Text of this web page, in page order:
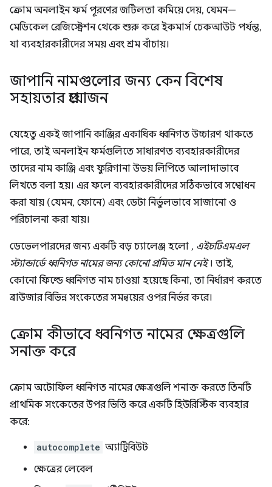
ক্রোম অনলাইন ফর্ম পূরণের জটিলতা কমিয়ে দেয়, যেমন—
মেডিকেল রেজিস্ট্রেশন থেকে শুরু করে ইকমার্স চেকআউট পর্যন্ত,
যা ব্যবহারকারীদের সময় এবং শ্রম বাঁচায়।
জাপানি নামগুলোর জন্য কেন বিশেষ
সহায়তার প্রয়োজন
যেহেতু একই জাপানি কাঞ্জির একাধিক ধ্বনিগত উচ্চারণ থাকতে
পারে, তাই অনলাইন ফর্মগুলিতে সাধারণত ব্যবহারকারীদের
তাদের নাম কাঞ্জি এবং ফুরিগানা উভয় লিপিতে আলাদাভাবে
লিখতে বলা হয়। এর ফলে ব্যবহারকারীদের সঠিকভাবে সম্বোধন
করা যায় (যেমন, ফোনে) এবং ডেটা নির্ভুলভাবে সাজানো ও
পরিচালনা করা যায়।
ডেভেলপারদের জন্য একটি বড় চ্যালেঞ্জ হলো , এইচটিএমএল
স্ট্যান্ডার্ডে ধ্বনিগত নামের জন্য কোনো প্রমিত মান নেই। তাই,
কোনো ফিল্ডে ধ্বনিগত নাম চাওয়া হয়েছে কিনা, তা নির্ধারণ করতে
ব্রাউজার বিভিন্ন সংকেতের সমন্বয়ের ওপর নির্ভর করে।
ক্রোম কীভাবে ধ্বনিগত নামের ক্ষেত্রগুলি
সনাক্ত করে
ক্রোম অটোফিল ধ্বনিগত নামের ক্ষেত্রগুলি শনাক্ত করতে তিনটি
প্রাথমিক সংকেতের উপর ভিত্তি করে একটি হিউরিস্টিক ব্যবহার
করে:
autocomplete অ্যাট্রিবিউট
ক্ষেত্রের লেবেল